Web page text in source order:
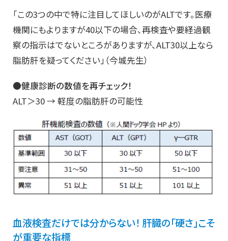
「この3つの中で特に注目してほしいのがALTです。医療
機関にもよりますが40以下の場合、再検査や要経過観
察の指示はでないところがありますが、ALT30以上なら
脂肪肝を疑ってください」（今城先生）
●健康診断の数値を再チェック！
ALT＞30 → 軽度の脂肪肝の可能性
血液検査だけでは分からない！ 肝臓の「硬さ」こそ
が重要な指標